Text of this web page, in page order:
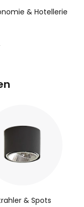
& Hotellerie
& Spots